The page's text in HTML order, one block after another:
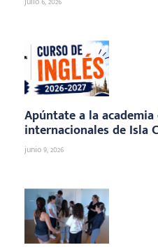
Apúntate a la
internacionales de Isla
junio 9, 2026